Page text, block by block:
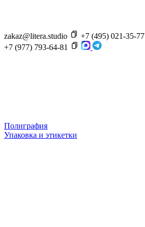
zakaz@litera.studio
+7 (495) 021-35-77
+7 (977) 793-64-81
Полиграфия
Упаковка и этикетки